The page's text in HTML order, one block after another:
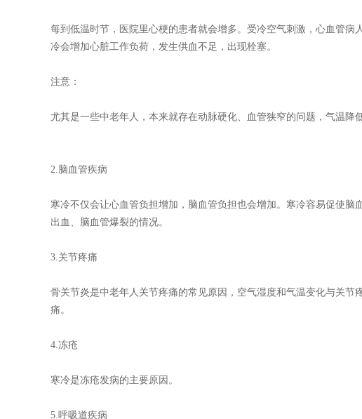
每到低温时节，医院里心梗的患者就会增多。受冷空气刺激，心血管病
冷会增加心脏工作负荷，发生供血不足，出现栓塞。
注意：
尤其是一些中老年人，本来就存在动脉硬化、血管狭窄的问题，气温降
2.脑血管疾病
寒冷不仅会让心血管负担增加，脑血管负担也会增加。寒冷容易促使脑
出血、脑血管爆裂的情况。
3.关节疼痛
骨关节炎是中老年人关节疼痛的常见原因，空气湿度和气温变化与关节
痛。
4.冻疮
寒冷是冻疮发病的主要原因。
5.呼吸道疾病